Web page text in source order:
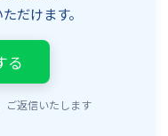
だけます。
る
ご返信いたします